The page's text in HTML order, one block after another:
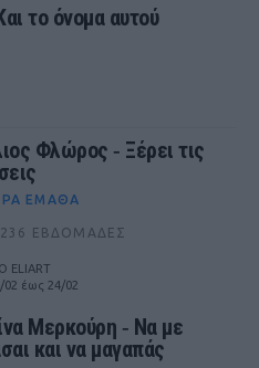
το όνομα αυτού
Φλώρος ‑ Ξέρει τις
ΈΜΑΘΑ
236 ΕΒΔΟΜΆΔΕΣ
ELIART
02 έως 24/02
Μερκούρη ‑ Να με
και να μαγαπάς